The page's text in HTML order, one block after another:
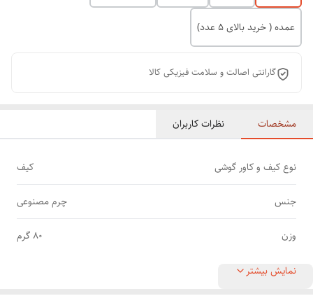
عمده ( خرید بالای 5 عدد)
گارانتی اصالت و سلامت فیزیکی کالا
مشخصات نظرات کاربران
نوع کیف و کاور گوشی کیف
جنس چرم مصنوعی
وزن 80 گرم
نمایش بیشتر